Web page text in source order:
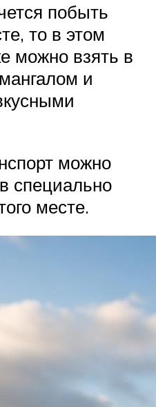
побыть
то в этом
можно взять в
и
можно
специально
месте.